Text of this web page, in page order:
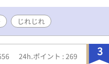
じれじれ
3
24h.ポイント : 269